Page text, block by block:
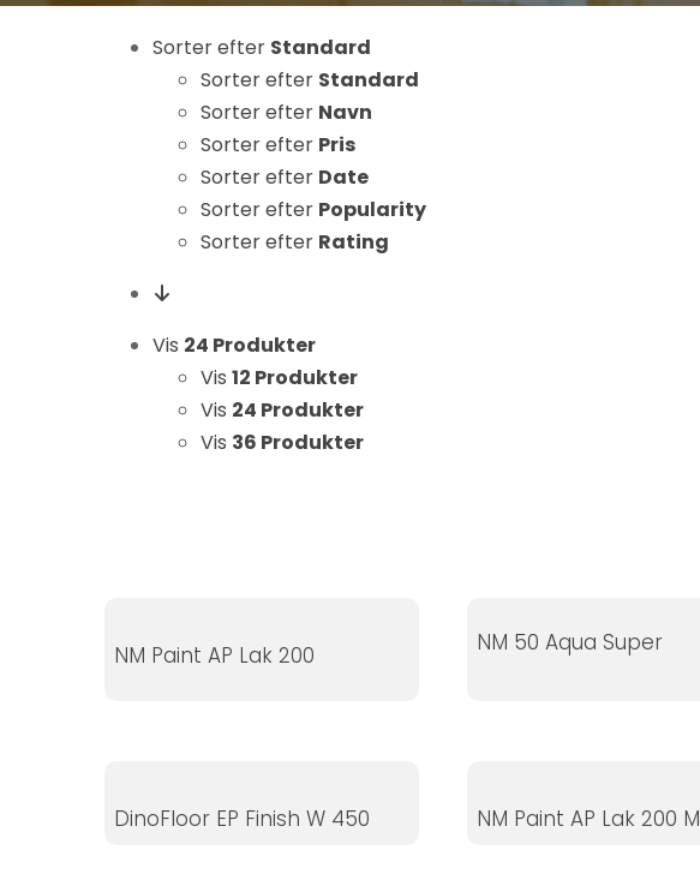
Sorter efter Standard
Sorter efter Standard
Sorter efter Navn
Sorter efter Pris
Sorter efter Date
Sorter efter Popularity
Sorter efter Rating
Vis 24 Produkter
Vis 12 Produkter
Vis 24 Produkter
Vis 36 Produkter
NM Paint AP Lak 200 NM 50 Aqua Super
DinoFloor EP Finish W 450 NM Paint AP Lak 200 M
kan fungere.
og struktur, ud
hjemmesiden
dit besøg.